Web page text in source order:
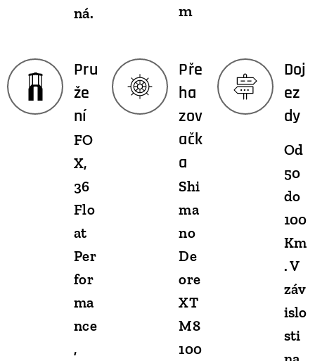
ná.
m
Pru
že
ní
FO
X,
36
Flo
at
Per
for
ma
nce
,
Pře
ha
zov
ačk
a
Shi
ma
no
De
ore
XT
M8
100
Doj
ez
dy
Od
50
do
100
Km
. V
záv
islo
sti